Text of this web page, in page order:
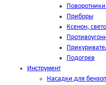
Приборы
Ксенон,
Подогрев
Инструмент
Насадки для